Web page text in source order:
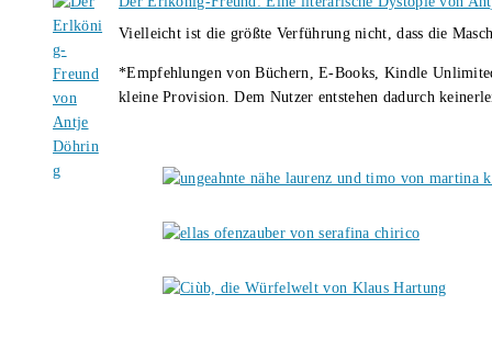
Vielleicht ist die größte Verführung nicht, dass die
*Empfehlungen von Büchern, E-Books, Kindle
kleine Provision. Dem Nutzer entstehen dadurch